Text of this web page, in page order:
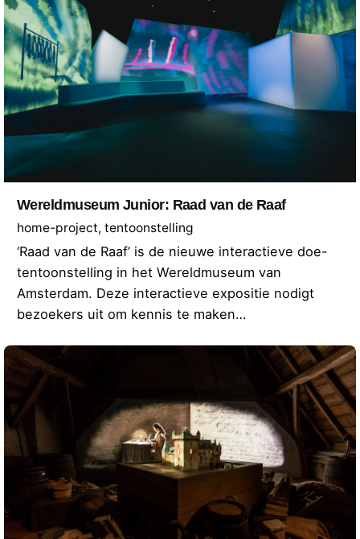
Wereldmuseum Junior: Raad van de Raaf
home-project tentoonstelling
‘Raad van de Raaf’ is de nieuwe interactieve doe-
tentoonstelling in het Wereldmuseum van
Amsterdam. Deze interactieve expositie nodigt
bezoekers uit om kennis te maken…